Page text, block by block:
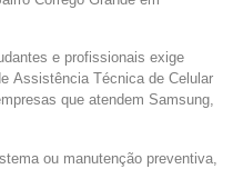
e profissionais exige
Assistência Técnica de Celular
que atendem Samsung,
ou manutenção preventiva,